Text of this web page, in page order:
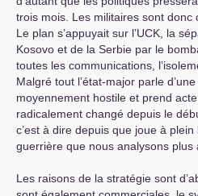
trois mois. Les militaires sont donc
Le plan s’appuyait sur l’UCK , la
Kosovo et de la Serbie par le
toutes les communications,
Malgré tout l’état-major parle
moyennement hostile et prend
radicalement changé depuis le
c’est à dire depuis que joue à
guerrière que nous analysons plus
Les raisons de la stratégie sont